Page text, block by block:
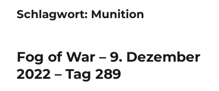
Schlagwort: Munition
Fog of War – 9. Dezember
2022 – Tag 289